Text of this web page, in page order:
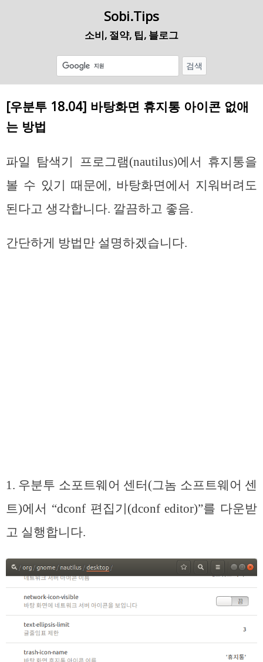
Sobi.Tips
소비, 절약, 팁, 블로그
[우분투 18.04] 바탕화면 휴지통 아이콘 없애
는 방법
파일 탐색기 프로그램(nautilus)에서 휴지통을
볼 수 있기 때문에, 바탕화면에서 지워버려도
된다고 생각합니다. 깔끔하고 좋음.
간단하게 방법만 설명하겠습니다.
1. 우분투 소포트웨어 센터(그놈 소프트웨어 센
트)에서 “dconf 편집기(dconf editor)”를 다운받
고 실행합니다.